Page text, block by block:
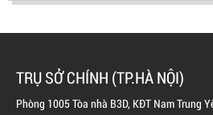
TRỤ SỞ CHÍNH (TP.HÀ NỘI)
Phòng 1005 Tòa nhà B3D, KĐT Nam Trung